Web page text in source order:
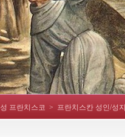
성 프란치스코 > 프란치스칸 성인/성